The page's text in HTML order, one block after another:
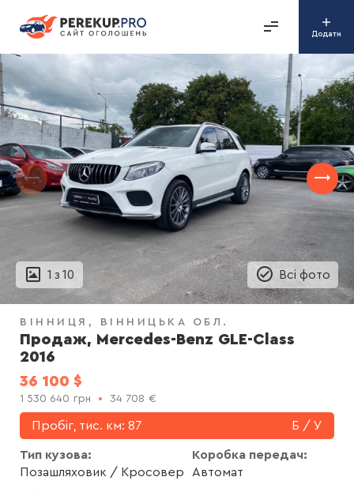
Додати
1 з 10 Всі фото
ВІННИЦЯ ВІННИЦЬКА ОБЛ.
Продаж, Mercedes-Benz GLE-Class
2016
36 100 $
1 530 640 грн 34 708 €
Пробіг, тис. км: 87 Б / У
Тип кузова:
Позашляховик / Кросовер
Коробка передач:
Автомат